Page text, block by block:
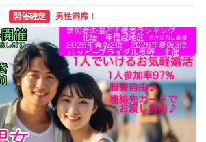
開催確定 男性満席！